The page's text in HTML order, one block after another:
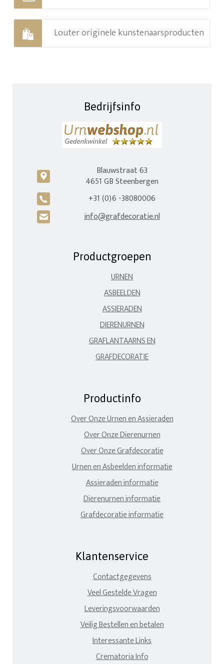
Louter originele kunstenaarsproducten
Bedrijfsinfo
c
Blauwstraat 63
4651 GB Steenbergen
A +31 (0)6 -38080006
H info@grafdecoratie.nl
Productgroepen
URNEN
ASBEELDEN
ASSIERADEN
DIERENURNEN
GRAFLANTAARNS EN
GRAFDECORATIE
Productinfo
Over Onze Urnen en Assieraden
Over Onze Dierenurnen
Over Onze Grafdecoratie
Urnen en Asbeelden informatie
Assieraden informatie
Dierenurnen informatie
Grafdecoratie informatie
Klantenservice
Contactgegevens
Veel Gestelde Vragen
Leveringsvoorwaarden
Veilig Bestellen en betalen
Interessante Links
Crematoria Info